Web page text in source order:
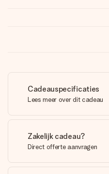
Cadeauspecificaties
Lees meer over dit cadeau
Zakelijk cadeau?
Direct offerte aanvragen